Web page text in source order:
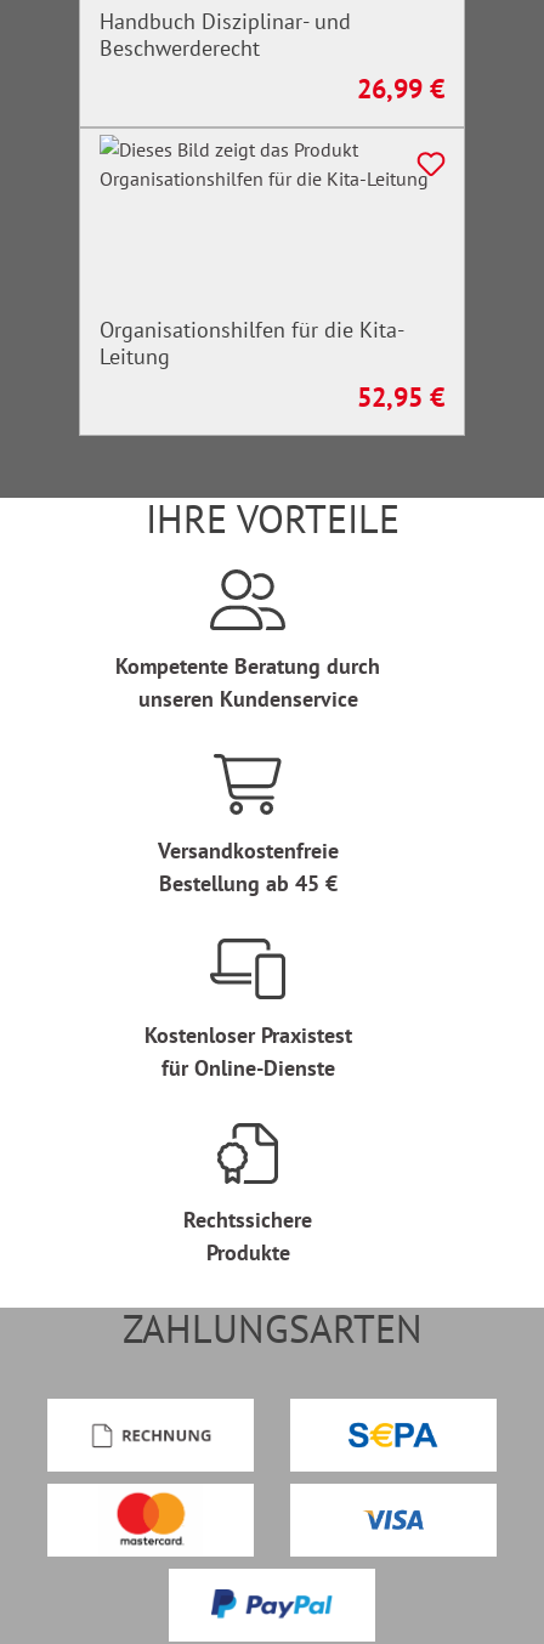
Handbuch Disziplinar- und
Beschwerderecht
Regulärer Preis:
26,99 €
Organisationshilfen für die Kita-
Leitung
Regulärer Preis:
52,95 €
IHRE VORTEILE
Kompetente Beratung durch
unseren Kundenservice
Versandkostenfreie
Bestellung ab 45 €
Kostenloser Praxistest
für Online-Dienste
Rechtssichere
Produkte
ZAHLUNGSARTEN